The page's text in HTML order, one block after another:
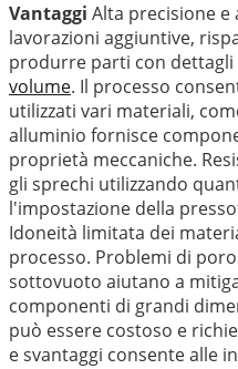
Vantaggi Alta precisione e
lavorazioni aggiuntive,
produrre parti con dettagli
volume. Il processo
utilizzati vari materiali,
alluminio fornisce
proprietà meccaniche.
gli sprechi utilizzando
l'impostazione della
Idoneità limitata dei
processo. Problemi di
sottovuoto aiutano a
componenti di grandi
può essere costoso e
e svantaggi consente alle